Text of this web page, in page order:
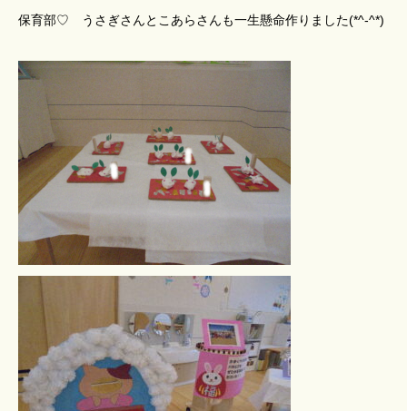
保育部♡ うさぎさんとこあらさんも一生懸命作りました(*^-^*)